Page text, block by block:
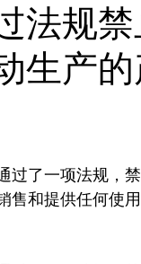
洞见分析 财
法规
生产
过了一项法规，
售和提供任何使